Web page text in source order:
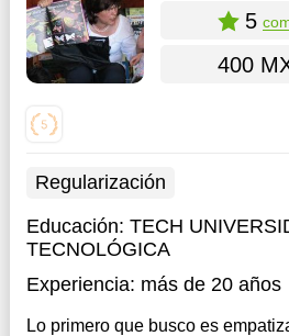
5
400
Regularización
Educación: TECH
TECNOLÓGICA
Experiencia: más de 20 años
Lo primero que busco es